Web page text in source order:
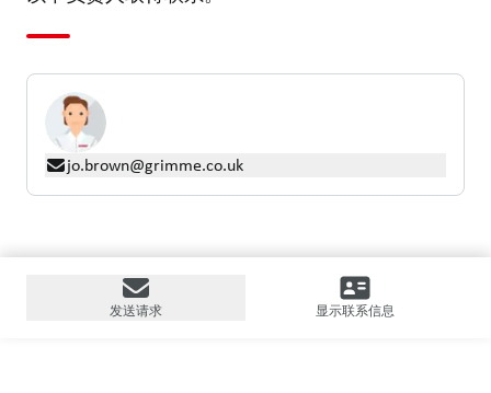
jo.brown@grimme.co.uk
发送请求 显示联系信息